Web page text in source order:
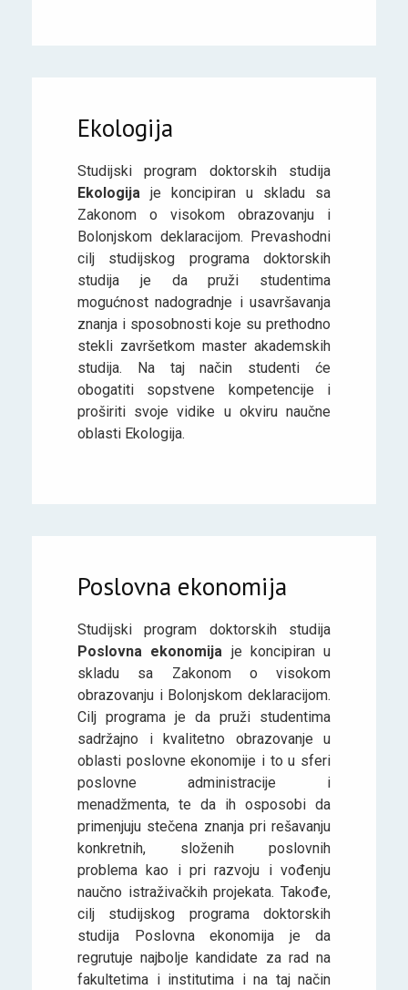
Ekologija
Studijski program doktorskih studija
Ekologija je koncipiran u skladu sa
Zakonom o visokom obrazovanju i
Bolonjskom deklaracijom. Prevashodni
cilj studijskog programa doktorskih
studija je da pruži studentima
mogućnost nadogradnje i usavršavanja
znanja i sposobnosti koje su prethodno
stekli završetkom master akademskih
studija. Na taj način studenti će
obogatiti sopstvene kompetencije i
proširiti svoje vidike u okviru naučne
oblasti Ekologija.
Poslovna ekonomija
Studijski program doktorskih studija
Poslovna ekonomija je koncipiran u
skladu sa Zakonom o visokom
obrazovanju i Bolonjskom deklaracijom.
Cilj programa je da pruži studentima
sadržajno i kvalitetno obrazovanje u
oblasti poslovne ekonomije i to u sferi
poslovne administracije i
menadžmenta, te da ih osposobi da
primenjuju stečena znanja pri rešavanju
konkretnih, složenih poslovnih
problema kao i pri razvoju i vođenju
naučno istraživačkih projekata. Takođe,
cilj studijskog programa doktorskih
studija Poslovna ekonomija je da
regrutuje najbolje kandidate za rad na
fakultetima i institutima i na taj način